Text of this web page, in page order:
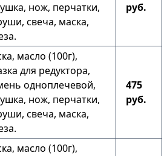
нож, перчатки,
свеча, маска,
руб.
масло (100г),
для редуктора,
одноплечевой,
нож, перчатки,
свеча, маска,
475
руб.
масло (100г),